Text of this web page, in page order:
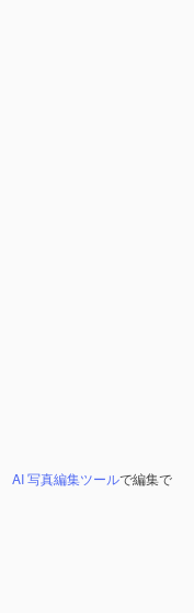
AI 写真編集ツールで編集で